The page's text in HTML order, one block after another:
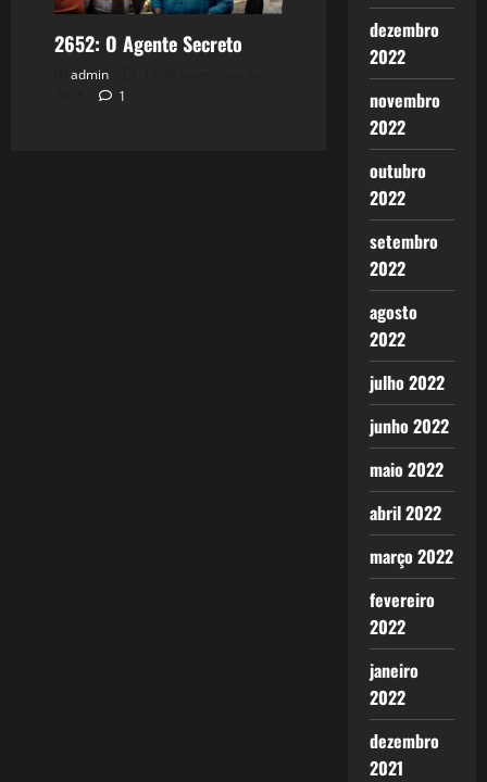
2652: O Agente Secreto
admin
1
dezembro
2022
novembro
2022
outubro
2022
setembro
2022
agosto
2022
julho 2022
junho 2022
maio 2022
abril 2022
março 2022
fevereiro
2022
janeiro
2022
dezembro
2021